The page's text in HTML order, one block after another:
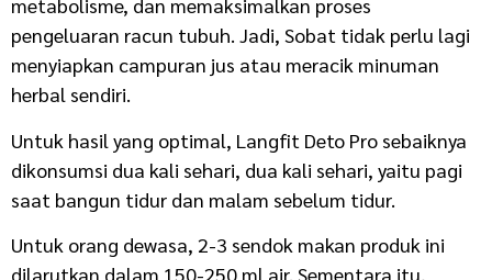
metabolisme, dan memaksimalkan proses
pengeluaran racun tubuh. Jadi, Sobat tidak perlu lagi
menyiapkan campuran jus atau meracik minuman
herbal sendiri.
Untuk hasil yang optimal, Langfit Deto Pro sebaiknya
dikonsumsi dua kali sehari, dua kali sehari, yaitu pagi
saat bangun tidur dan malam sebelum tidur.
Untuk orang dewasa, 2-3 sendok makan produk ini
dilarutkan dalam 150-250 ml air. Sementara itu,